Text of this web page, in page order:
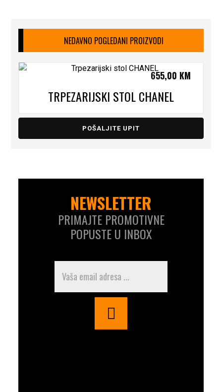
NEDAVNO POGLEDANI PROIZVODI
TRPEZARIJSKI STOL CHANEL
655,00 KM
POŠALJITE UPIT
NEWSLETTER
PRIMAJTE PROMOTIVNE
POPUSTE U INBOX